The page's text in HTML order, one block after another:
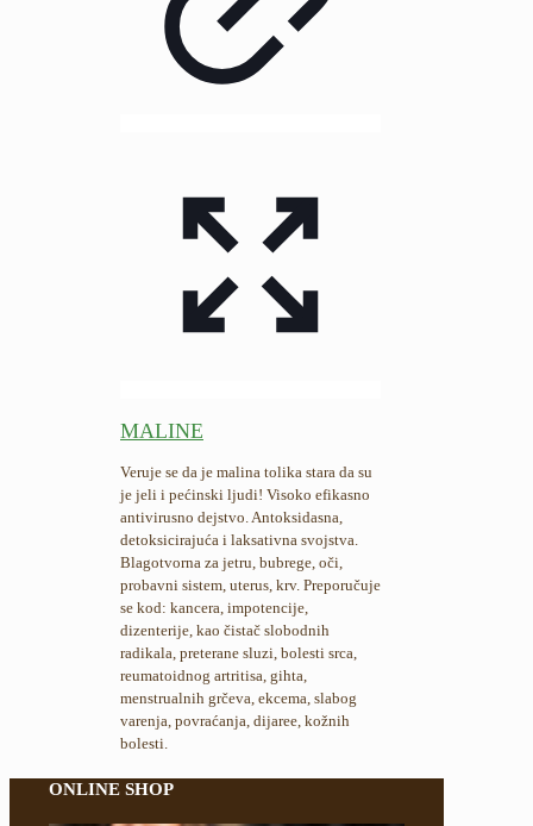
MALINE
Veruje se da je malina tolika stara da su
je jeli i pećinski ljudi! Visoko efikasno
antivirusno dejstvo. Antoksidasna,
detoksicirajuća i laksativna svojstva.
Blagotvorna za jetru, bubrege, oči,
probavni sistem, uterus, krv. Preporučuje
se kod: kancera, impotencije,
dizenterije, kao čistač slobodnih
radikala, preterane sluzi, bolesti srca,
reumatoidnog artritisa, gihta,
menstrualnih grčeva, ekcema, slabog
varenja, povraćanja, dijaree, kožnih
bolesti.
ONLINE SHOP